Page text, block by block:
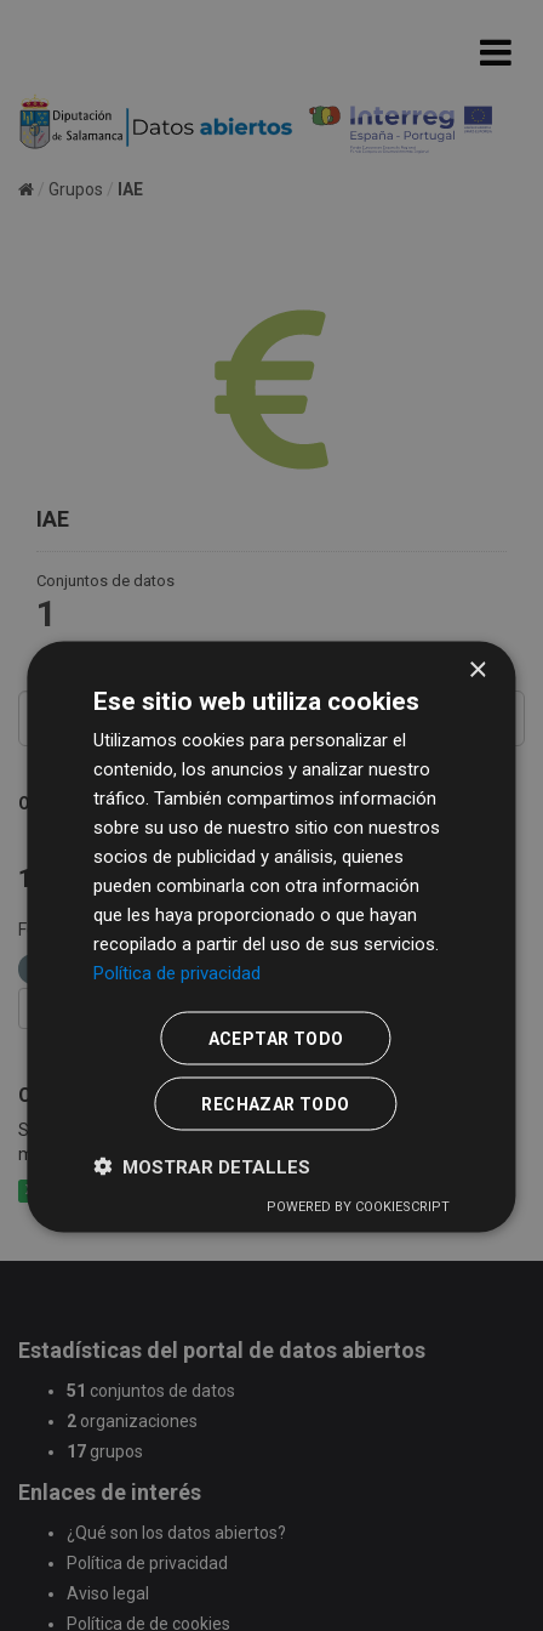
Grupos IAE
IAE
Conjuntos de datos
1
Ordenar por
1 conjunto de datos encontrado
Formatos: CSV
economía
impuestos
IAE
FILTRAR RESULTADOS
Censo empresarial de actividades económicas
Suma de las cuotas tributarias del impuesto por epígrafes y
municipios
XLSX
Estadísticas del portal de datos abiertos
51 conjuntos de datos
2 organizaciones
17 grupos
Enlaces de interés
¿Qué son los datos abiertos?
Política de privacidad
Aviso legal
Política de de cookies
×
Ese sitio web utiliza cookies
Utilizamos cookies para personalizar el
contenido, los anuncios y analizar nuestro
tráfico. También compartimos información
sobre su uso de nuestro sitio con nuestros
socios de publicidad y análisis, quienes
pueden combinarla con otra información
que les haya proporcionado o que hayan
recopilado a partir del uso de sus servicios.
Política de privacidad
ACEPTAR TODO
RECHAZAR TODO
MOSTRAR DETALLES
POWERED BY COOKIESCRIPT